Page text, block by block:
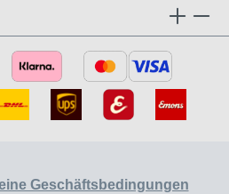
Geschäftsbedingungen